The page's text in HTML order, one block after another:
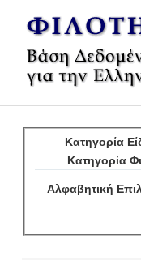
Κατηγορία
Κατηγορία
Αλφαβητική